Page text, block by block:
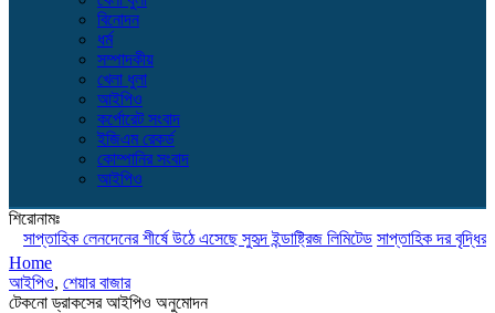
বিনোদন
ধর্ম
সম্পাদকীয়
খেলা ধুলা
আইপিও
কর্পোরেট সংবাদ
ইজিএম রেকর্ড
কোম্পানির সংবাদ
আইপিও
শিরোনামঃ
লেনদেনের শীর্ষে উঠে এসেছে সুহৃদ ইন্ডাষ্ট্রিজ লিমিটেড সাপ্তাহিক দর বৃদ্ধির
Home
আইপিও, শেয়ার বাজার
টেকনো ড্রাকসের আইপিও অনুমোদন